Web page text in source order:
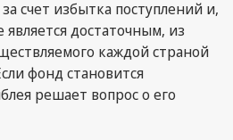
счет избытка поступлений и,
достаточным, из
каждой страной
фонд становится
решает вопрос о его